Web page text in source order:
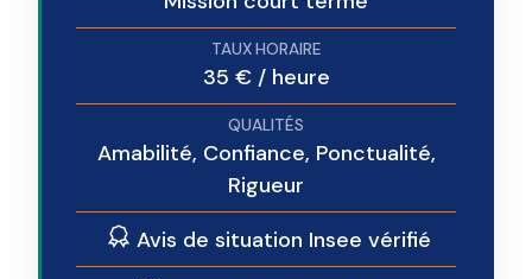
35 € / heure
Amabilité, Confiance, Ponctualité,
Rigueur
Avis de situation Insee vérifié